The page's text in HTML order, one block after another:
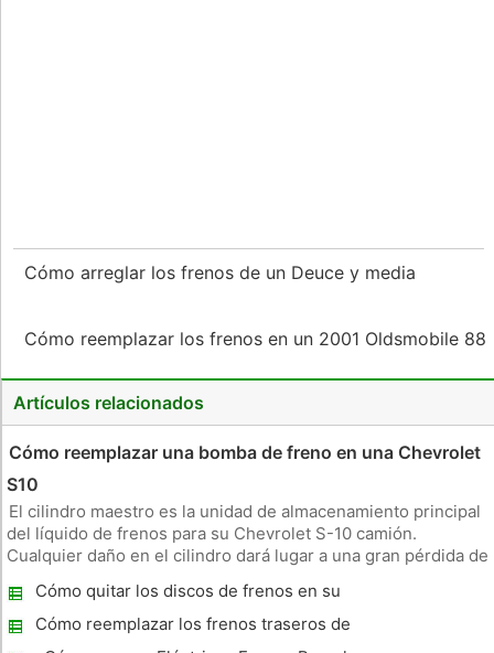
Cómo arreglar los frenos de un Deuce y media
Cómo reemplazar los frenos en un 2001 Oldsmobile 88
Artículos relacionados
Cómo reemplazar una bomba de freno en una Chevrolet
S10
El cilindro maestro es la unidad de almacenamiento principal
del líquido de frenos para su Chevrolet S-10 camión.
Cualquier daño en el cilindro dará lugar a una gran pérdida de
frenos. Es necesario cambiar el cilindro y el depósito cada
vez qu
Cómo quitar los discos de frenos en su
coche
Cómo reemplazar los frenos traseros de